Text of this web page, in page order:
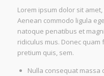
Lorem ipsum dolor sit
Aenean commodo ligula
natoque penatibus et
ridiculus mus. Donec
pretium quis, sem.
Nulla consequat massa